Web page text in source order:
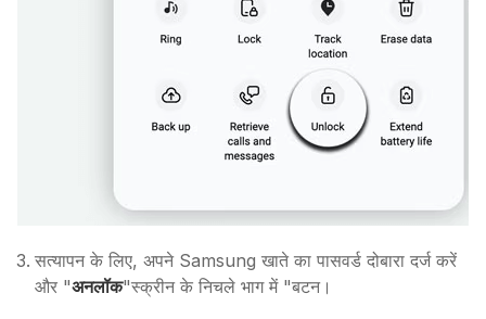
सत्यापन के लिए, अपने Samsung खाते का पासवर्ड दोबारा दर्ज करें
और "अनलॉक"स्क्रीन के निचले भाग में "बटन।